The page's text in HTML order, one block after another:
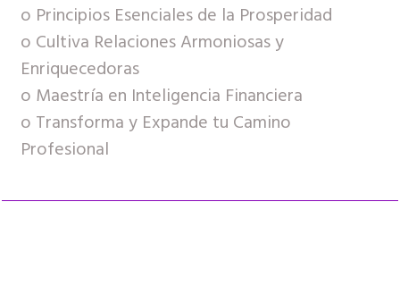
o Principios Esenciales de la Prosperidad
o Cultiva Relaciones Armoniosas y
Enriquecedoras
o Maestría en Inteligencia Financiera
o Transforma y Expande tu Camino
Profesional